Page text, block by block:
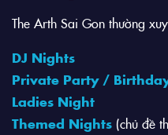
The Arth Sai Gon thường
DJ Nights
Private Party /
Ladies Night
Themed Nights (chủ đề